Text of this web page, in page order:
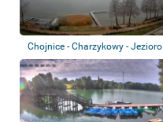
Chojnice - Charzykowy - Jezioro
Charzyko...